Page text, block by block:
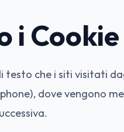
i Cookie
testo che i siti visitati
dove vengono